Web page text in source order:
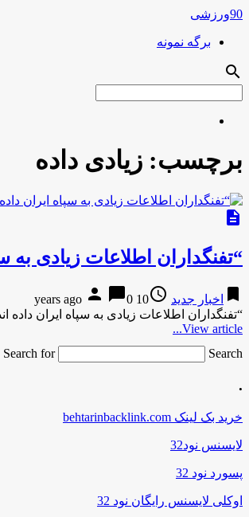
90ورزشی
برگه نمونه
search
برچسب: زیادی داده
description
“تفنگداران اطلاعات زیادی به
bookmark اخبار جدید access_time
10 years ago
person chat_bubble0
“تفنگداران اطلاعات زیادی به سپاه ایران
View article...
Search for
Search …
.
خرید بک لینک behtarinbacklink.com
لایسنس نود32
پسورد نود 32
اوکلی لایسنس رایگان نود 32